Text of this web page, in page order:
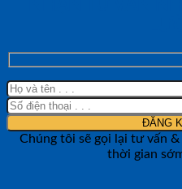
Chúng tôi sẽ gọi lại tư vấn
thời gian